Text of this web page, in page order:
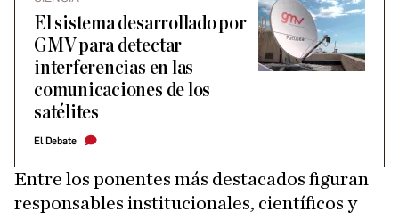
El sistema desarrollado por
GMV para detectar
interferencias en las
comunicaciones de los
satélites
El Debate
Entre los ponentes más destacados figuran
responsables institucionales, científicos y